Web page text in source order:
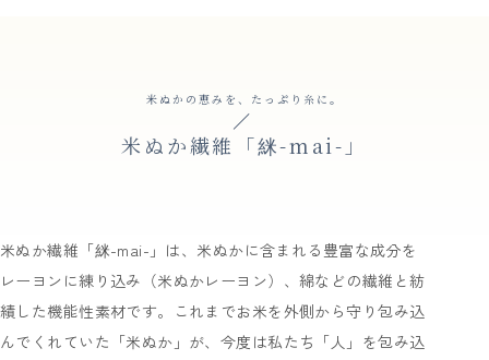
米ぬかの恵みを、たっぷり糸に。
米ぬか繊維「䋛-mai-」
米ぬか繊維「䋛-mai-」は、米ぬかに含まれる豊富な成分を
レーヨンに練り込み（米ぬかレーヨン）、綿などの繊維と紡
績した機能性素材です。これまでお米を外側から守り包み込
んでくれていた「米ぬか」が、今度は私たち「人」を包み込